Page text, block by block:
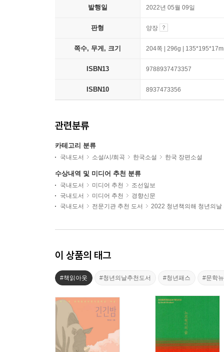
발행일 2022년 05월 09일
판형 양장
쪽수, 무게, 크기 204쪽 | 296g |
ISBN13 9788937473357
ISBN10 8937473356
관련분류
카테고리 분류
국내도서 소설/시/희곡 한국소설 한국 장편소설
수상내역 및 미디어 추천 분류
국내도서 미디어 추천
조선일보
국내도서
미디어 추천
경향신문
국내도서
전문기관 추천 도서 2022 청년책의해 청년의날
이 상품의 태그
#책읽아웃 #청년의날추천도서 #청년패스 #문학